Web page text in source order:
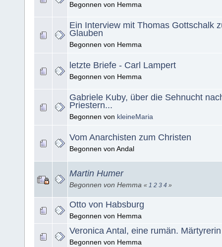
Begonnen von Hemma
Ein Interview mit Thomas Gottschalk
Glauben
Begonnen von Hemma
letzte Briefe - Carl Lampert
Begonnen von Hemma
Gabriele Kuby, über die Sehnucht
Priestern...
Begonnen von kleineMaria
Vom Anarchisten zum Christen
Begonnen von Andal
Martin Humer
Begonnen von Hemma « 1 2 3 4 »
Otto von Habsburg
Begonnen von Hemma
Veronica Antal, eine rumän.
Begonnen von Hemma